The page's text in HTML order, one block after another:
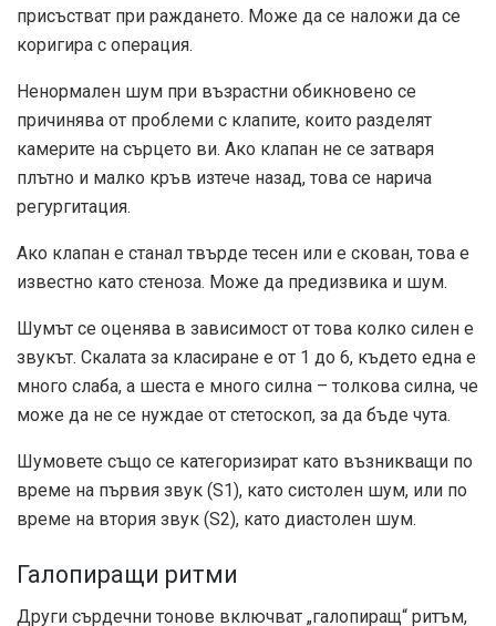
присъстват при раждането. Може да се наложи да се
коригира с операция.
Ненормален шум при възрастни обикновено се
причинява от проблеми с клапите, които разделят
камерите на сърцето ви. Ако клапан не се затваря
плътно и малко кръв изтече назад, това се нарича
регургитация.
Ако клапан е станал твърде тесен или е скован, това е
известно като стеноза. Може да предизвика и шум.
Шумът се оценява в зависимост от това колко силен е
звукът. Скалата за класиране е от 1 до 6, където една е
много слаба, а шеста е много силна – толкова силна, че
може да не се нуждае от стетоскоп, за да бъде чута.
Шумовете също се категоризират като възникващи по
време на първия звук (S1), като систолен шум, или по
време на втория звук (S2), като диастолен шум.
Галопиращи ритми
Други сърдечни тонове включват „галопиращ“ ритъм,